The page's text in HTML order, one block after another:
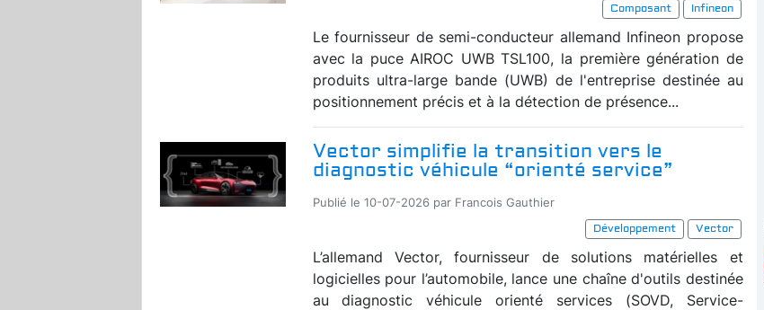
Composant
Infineon
Le fournisseur de semi-conducteur allemand Infineon propose
avec la puce AIROC UWB TSL100, la première génération de
produits ultra-large bande (UWB) de l'entreprise destinée au
positionnement précis et à la détection de présence...
Vector simplifie la transition vers le
diagnostic véhicule “orienté service”
Publié le 10-07-2026 par Francois Gauthier
Développement
Vector
L’allemand Vector, fournisseur de solutions matérielles et
logicielles pour l’automobile, lance une chaîne d'outils destinée
au diagnostic véhicule orienté services (SOVD, Service-